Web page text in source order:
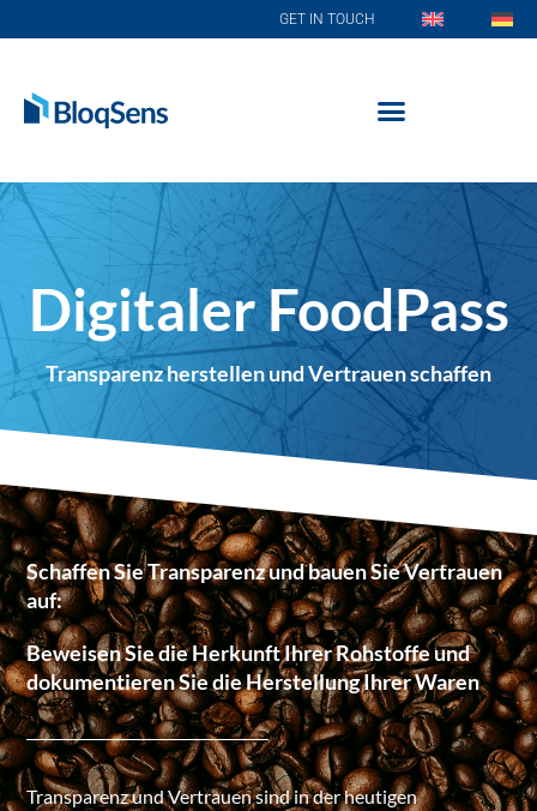
GET IN TOUCH
Digitaler FoodPass
Transparenz herstellen und Vertrauen schaffen
Schaffen Sie Transparenz und bauen Sie Vertrauen
auf:
Beweisen Sie die Herkunft Ihrer Rohstoffe und
dokumentieren Sie die Herstellung Ihrer Waren
Transparenz und Vertrauen sind in der heutigen